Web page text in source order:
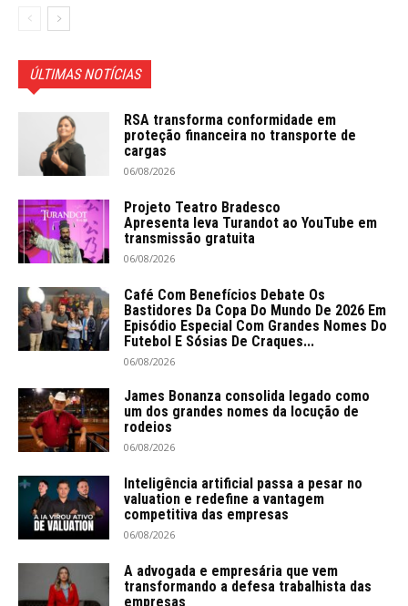
ÚLTIMAS NOTÍCIAS
RSA transforma conformidade em
proteção financeira no transporte de
cargas
06/08/2026
Projeto Teatro Bradesco
Apresenta leva Turandot ao YouTube em
transmissão gratuita
06/08/2026
Café Com Benefícios Debate Os
Bastidores Da Copa Do Mundo De 2026 Em
Episódio Especial Com Grandes Nomes Do
Futebol E Sósias De Craques...
06/08/2026
James Bonanza consolida legado como
um dos grandes nomes da locução de
rodeios
06/08/2026
Inteligência artificial passa a pesar no
valuation e redefine a vantagem
competitiva das empresas
06/08/2026
A advogada e empresária que vem
transformando a defesa trabalhista das
empresas